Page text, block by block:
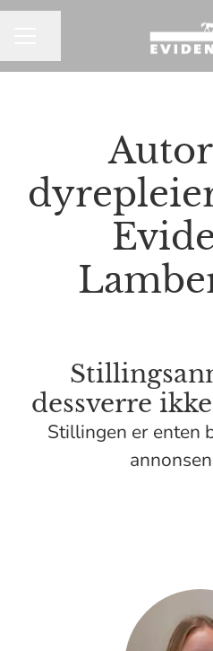
dessverre
Stillingen er enten